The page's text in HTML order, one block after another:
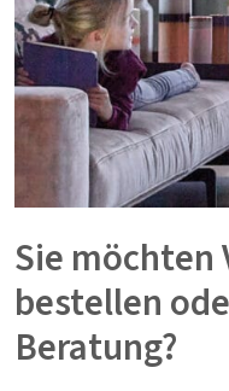
Sie möchten
bestellen
Beratung?